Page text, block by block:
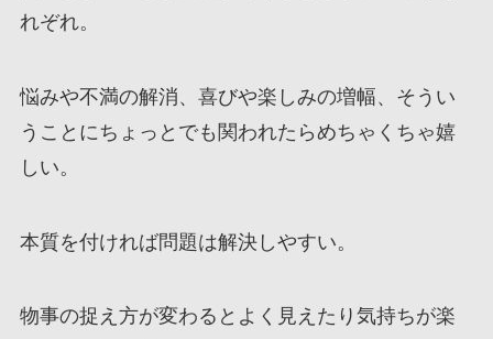
れぞれ。
悩みや不満の解消、喜びや楽しみの増幅、そうい
うことにちょっとでも関われたらめちゃくちゃ嬉
しい。
本質を付ければ問題は解決しやすい。
物事の捉え方が変わるとよく見えたり気持ちが楽